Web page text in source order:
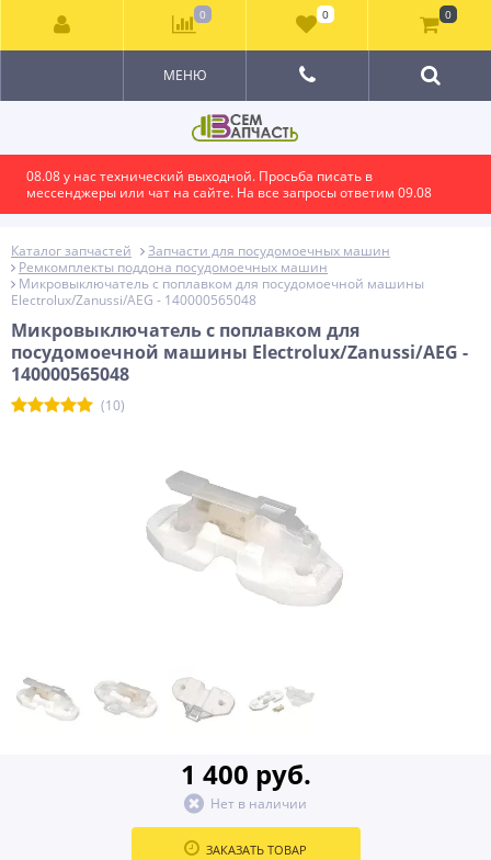
08.08 у нас технический выходной. Просьба писать в
мессенджеры или чат на сайте. На все запросы ответим 09.08
МЕНЮ
Каталог запчастей
Запчасти для посудомоечных машин
Ремкомплекты поддона посудомоечных машин
Микровыключатель с поплавком для посудомоечной машины
Electrolux/Zanussi/AEG - 140000565048
Микровыключатель с поплавком для
посудомоечной машины Electrolux/Zanussi/AEG -
140000565048
(10)
1 400 руб.
Нет в наличии
ЗАКАЗАТЬ ТОВАР
0 0 0